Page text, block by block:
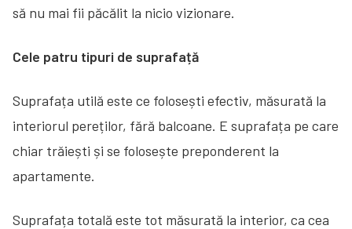
să nu mai fii păcălit la nicio vizionare.
Cele patru tipuri de suprafață
Suprafața utilă este ce folosești efectiv, măsurată la
interiorul pereților, fără balcoane. E suprafața pe care
chiar trăiești și se folosește preponderent la
apartamente.
Suprafața totală este tot măsurată la interior, ca cea